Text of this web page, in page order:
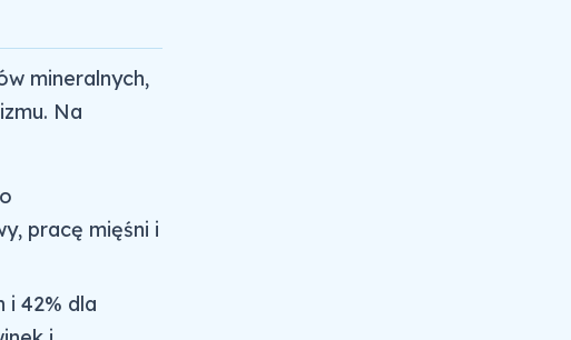
mineralnych,
Na
pracę mięśni i
i 42% dla